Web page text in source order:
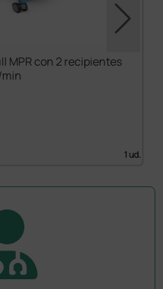
MPR con 2 recipientes
min
1 ud.